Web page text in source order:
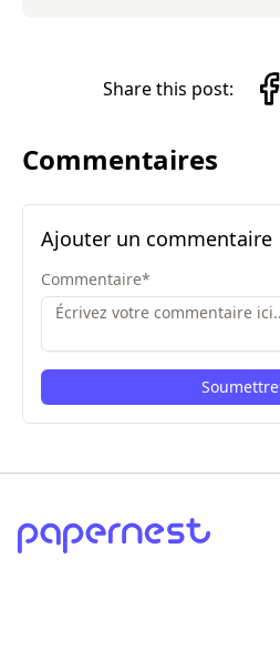
Share this post:
Commentaires
Ajouter un commentaire
Commentaire*
Soumettre